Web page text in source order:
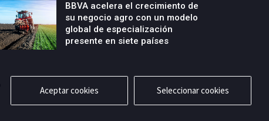
BBVA acelera el crecimiento de
su negocio agro con un modelo
global de especialización
presente en siete países
Aceptar cookies Seleccionar cookies